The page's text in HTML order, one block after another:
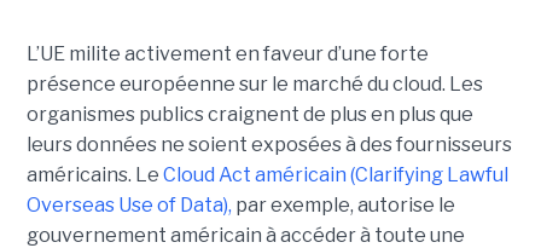
L’UE milite activement en faveur d’une forte
présence européenne sur le marché du cloud. Les
organismes publics craignent de plus en plus que
leurs données ne soient exposées à des fournisseurs
américains. Le Cloud Act américain (Clarifying Lawful
Overseas Use of Data), par exemple, autorise le
gouvernement américain à accéder à toute une